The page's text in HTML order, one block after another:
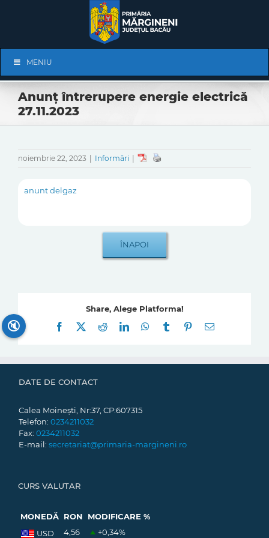
Navigation
MENIU
Anunț întrerupere energie electrică
27.11.2023
noiembrie 22, 2023 Informări
anunt delgaz
Share, Alege Platforma!
Facebook
RedditLinkedInWhatsApp
Tumblr Pinterest
E-
DATE DE CONTACT
Calea Moinești, Nr:37, CP:607315
Telefon: 0234211032
Fax: 0234211032
E-mail: secretariat@primaria-margineni.ro
CURS VALUTAR
MONEDĂ RON
MODIFICARE %
USD
4,56 +0,34%
🔇